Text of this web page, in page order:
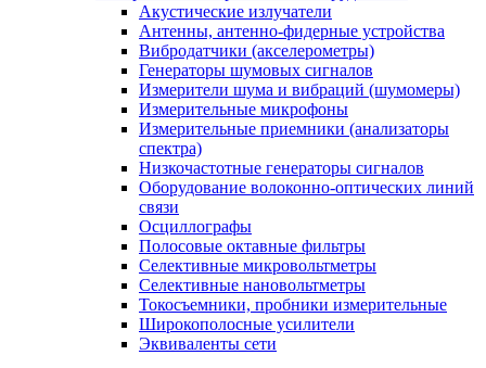
Акустические излучатели
Антенны, антенно-фидерные устройства
Вибродатчики (акселерометры)
Генераторы шумовых сигналов
Измерители шума и вибраций (шумомеры)
Измерительные микрофоны
Измерительные приемники (анализаторы
спектра)
Низкочастотные генераторы сигналов
Оборудование волоконно-оптических линий
связи
Осциллографы
Полосовые октавные фильтры
Селективные микровольтметры
Селективные нановольтметры
Токосъемники, пробники измерительные
Широкополосные усилители
Эквиваленты сети